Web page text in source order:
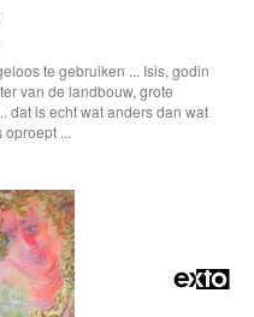
te gebruiken ... Isis, godin
van de landbouw, grote
dat is echt wat anders dan wat
oproept ...